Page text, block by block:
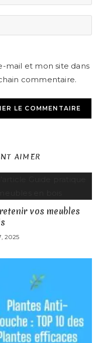
mail et mon site dans
commentaire.
AIMER
vos meubles
2025